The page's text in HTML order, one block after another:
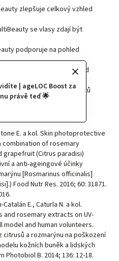
| ageLOC Boost za
právě teď 🌟
zlepšuje celkový vzhled
se vlasy zdají být
podporuje na pohled
zlepšuje celkový vzhled
omezuje lámavost nehtů
E. a kol. Skin photoprotective
of rosemary
grapefruit (Citrus paradisi)
a anti-ageingové účinky
[Rosmarinus officinalis]
Food Nutr Res. 2016; 60: 31871.
E., Caturla N. a kol.
rosemary extracts on UV-
model and human volunteers.
citrusů a rozmarýnu na poškození
kožních buněk a lidských
B. 2014; 136: 12-18.